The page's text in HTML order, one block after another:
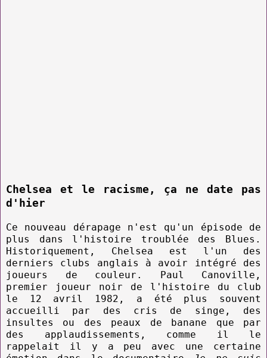
Chelsea et le racisme, ça ne date pas
d'hier
Ce nouveau dérapage n'est qu'un épisode de
plus dans l'histoire troublée des Blues.
Historiquement, Chelsea est l'un des
derniers clubs anglais à avoir intégré des
joueurs de couleur. Paul Canoville,
premier joueur noir de l'histoire du club
le 12 avril 1982, a été plus souvent
accueilli par des cris de singe, des
insultes ou des peaux de banane que par
des applaudissements, comme il le
rappelait il y a peu avec une certaine